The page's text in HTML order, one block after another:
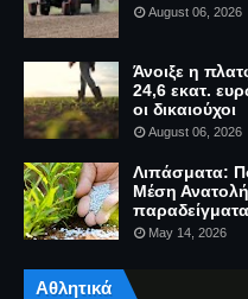
August 06, 2026
Άνοιξε η
24,6 εκατ.
οι δικαιούχοι
August 06, 2026
Λιπάσματα:
Μέση Ανατολή
παραδείγματα
May 14, 2026
Αθλητικά